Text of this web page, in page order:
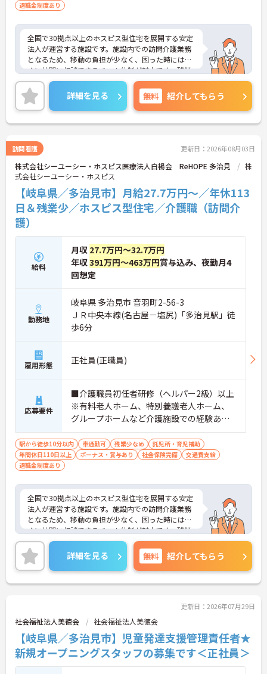
退職金制度あり
全国で30拠点以上のホスピス型住宅を展開する安定
法人が運営する施設です。施設内での訪問介護業務
となるため、移動の負担が少なく、困った時にはす
ぐに仲間に相談できるチーム体制が魅力です。残業
は全社平均残業月5時間程度と少なく、3日以上の連
続休暇で支援金が支給される独自の制度や、美容皮
膚科などの割引が受けられる福利厚生も充実してい
ます。ホスピスケアが初めてでも、充実した入社時
研修と資格取得支援制度を活用し、専門性を高めな
す。ご入居者さまの生きる喜びに寄り添いながらチ
ームで協力しながらより良いケアを提供したい方に
ぴったりの環境です。
★おすすめPOINT★
【「看取り・難病ケアのプロ」として成長できる環
境が整っています】
・がん末期・神経難病の方に特化したホスピス型住
宅ならではの専門的なスキルを、日常業務の中で習
得することができます
・入社時は先輩スタッフの同行訪問からスタートす
るため、訪問介護未経験の方も安心して業務に慣れ
ることができます
して他施設では得られない経験を積むことができま
す
【頑張りがしっかり給与・評価に反映される職場で
・介護福祉士手当25,000円、処遇改善手当78,000
円、賞与は年2回＋処遇改善一時金も別途支給され
ています。
・入社半年でリーダーを任されたスタッフの実績が
あるなど、年次にかかわらず頑張りが評価され、キ
ャリアアップを実現できる職場環境です
【働きやすい休日・残業面と、長く安心して働ける
福利厚生が魅力です】
・月9日公休に加え、夏季・冬季休暇各3日が確保さ
れており（年間休日113日）、オンオフのメリハリ
をつけて働くことができます。
・全社平均残業月5時間程度と、業界平均を大きく
・退職金制度（勤続3年以上）・保育手当・育児短
時間勤務・マインドフルネスプログラムなど、長期
的に安心して働き続けるための制度が充実していま
す
詳細を見る 無料 紹介してもらう
訪問看護 更新日：2026年08月03日
株式会社シーユーシー・ホスピス医療法人白楊会 ReHOPE 多治見
株
式会社シーユーシー・ホスピス
【岐阜県／多治見市】月給27.7万円～／年休113
日＆残業少／ホスピス型住宅／介護職（訪問介
護）
給料
月収 27.7万円～32.7万円
年収391万円～463万円賞与込み、夜勤月4
回想定
勤務地
岐阜県 多治見市 音羽町2-56-3
ＪＲ中央本線(名古屋－塩尻)「多治見駅」徒
歩6分
雇用形態 正社員(正職員)
応募要件
■介護職員初任者研修（ヘルパー2級）以上
※有料老人ホーム、特別養護老人ホーム、
グループホームなど介護施設での経験ある
方歓迎 ※ホスピス勤務（訪問介護）や「看
取り」が初めての方も可
駅から徒歩10分以内 車通勤可 残業少なめ
託児所・育児補助
年間休日110日以上
ボーナス・賞与あり 社会保険完備
交通費支給
退職金制度あり
全国で30拠点以上のホスピス型住宅を展開する安定
法人が運営する施設です。施設内での訪問介護業務
となるため、移動の負担が少なく、困った時にはす
ぐに仲間に相談できるチーム体制が魅力です。残業
は全社平均残業月5時間程度と少なく、3日以上の連
続休暇で支援金が支給される独自の制度や、美容皮
膚科などの割引が受けられる福利厚生も充実してい
ます。ホスピスケアが初めてでも、充実した入社時
研修と資格取得支援制度を活用し、専門性を高めな
す。ご入居者さまの生きる喜びに寄り添いながらチ
ームで協力しながらより良いケアを提供したい方に
ぴったりの環境です。
★おすすめPOINT★
【「看取り・難病ケアのプロ」として成長できる環
境が整っています】
詳細を見る 無料 紹介してもらう
更新日：2026年07月29日
社会福祉法人美徳会 社会福祉法人美徳会
【岐阜県／多治見市】児童発達支援管理責任者★
新規オープニングスタッフの募集です＜正社員＞